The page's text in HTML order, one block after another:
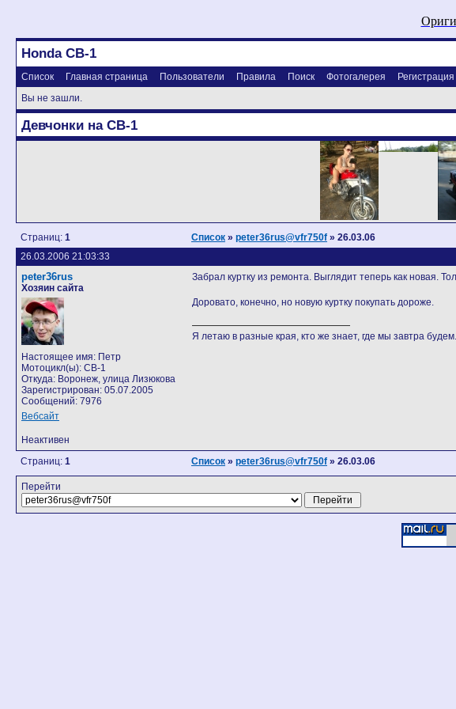
Honda CB-1
Список Главная страница Пользователи Правила Поиск Фотогалерея Регистрация
Вы не зашли.
Девчонки на CB-1
Страниц: 1 Список » peter36rus@vfr750f » 26.03.06
26.03.2006 21:03:33
peter36rus
Хозяин сайта
Настоящее имя: Петр
Мотоцикл(ы): CB-1
Откуда: Воронеж, улица Лизюкова
Зарегистрирован: 05.07.2005
Сообщений: 7976
Вебсайт
Забрал куртку из ремонта. Выглядит теперь как новая.
Доровато, конечно, но новую куртку покупать дороже.
Я летаю в разные края, кто же знает, где мы завтра
Неактивен
Страниц: 1 Список » peter36rus@vfr750f » 26.03.06
Перейти